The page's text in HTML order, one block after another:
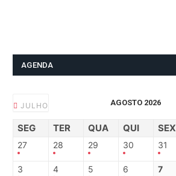
AGENDA
JULHO AGOSTO 2026
SEG TER QUA QUI SEX
27 28 29 30 31
3 4 5 6 7